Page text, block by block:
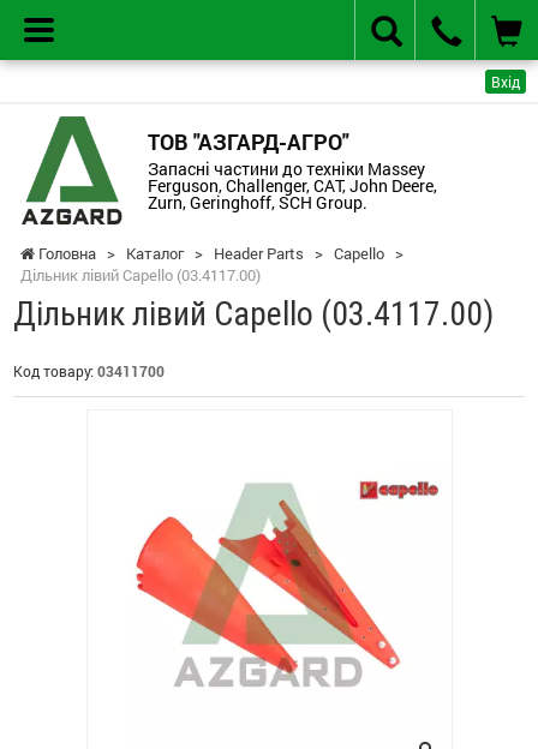
Вхід
ТОВ "АЗГАРД-АГРО"
Запасні частини до техніки Massey
Ferguson, Challenger, CAT, John Deere,
Zurn, Geringhoff, SCH Group.
Головна > Каталог > Header Parts > Capello >
Дільник лівий Capello (03.4117.00)
Дільник лівий Capello (03.4117.00)
Код товару: 03411700